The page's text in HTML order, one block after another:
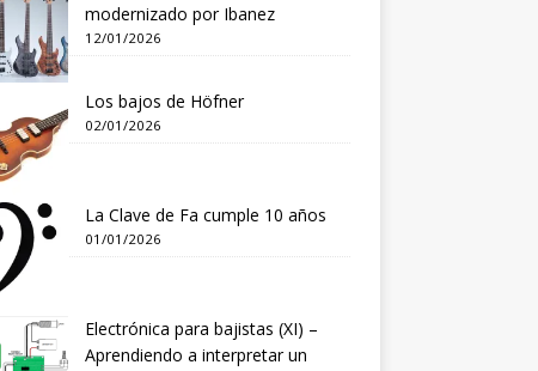
modernizado por Ibanez
12/01/2026
Los bajos de Höfner
02/01/2026
La Clave de Fa cumple 10 años
01/01/2026
Electrónica para bajistas (XI) –
Aprendiendo a interpretar un